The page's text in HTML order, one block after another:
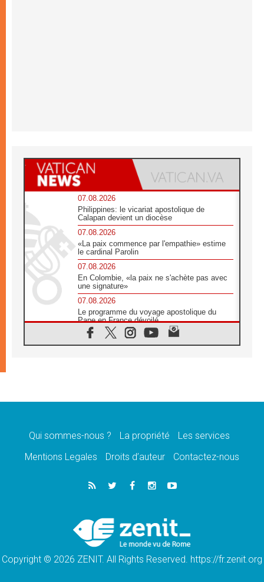
07.08.2026
Philippines: le vicariat apostolique de
Calapan devient un diocèse
07.08.2026
«La paix commence par l'empathie» estime
le cardinal Parolin
07.08.2026
En Colombie, «la paix ne s'achète pas avec
une signature»
07.08.2026
Le programme du voyage apostolique du
Pape en France dévoilé
07.08.2026
1ère Conférence continentale sur l'éducation
07.08.2026
07.08.2026
lancement des «dix jours de prière pour la
06.08.2026
Préparatifs des JMJ 2027 à Séoul: «c'est
Chrétiens et confucéens: respect et sagesse
pour relever les «défis urgents»
Qui sommes-nous ? La propriété
Les services
Mentions Legales
Droits d’auteur Contactez-nous
Copyright © 2026 ZENIT. All Rights Reserved. https://fr.zenit.org